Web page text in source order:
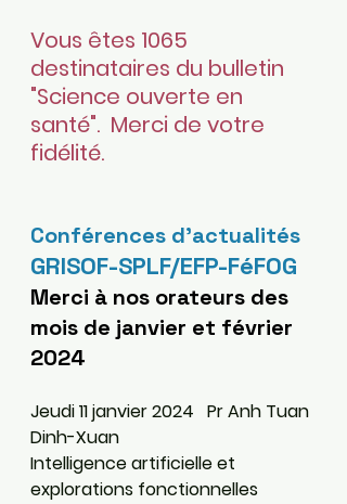
Vous êtes 1065
destinataires du bulletin
"Science ouverte en
santé".  Merci de votre
fidélité.
Conférences d’actualités
GRISOF-SPLF/EFP-FéFOG
Merci à nos orateurs des
mois de janvier et février
2024
Jeudi 11 janvier 2024   Pr Anh Tuan
Dinh-Xuan
Intelligence artificielle et
explorations fonctionnelles